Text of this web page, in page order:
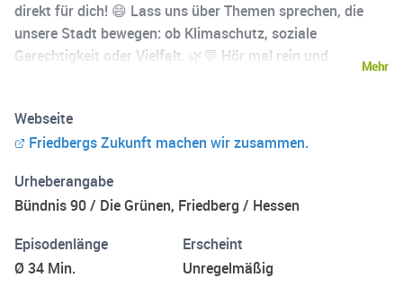
direkt für dich! 😄 Lass uns über Themen sprechen, die
unsere Stadt bewegen: ob Klimaschutz, soziale
Gerechtigkeit oder Vielfalt. 🌿💬 Hör mal rein und
Mehr
Webseite
Friedbergs Zukunft machen wir zusammen.
Urheberangabe
Bündnis 90 / Die Grünen, Friedberg / Hessen
Episodenlänge
Ø 34 Min.
Erscheint
Unregelmäßig